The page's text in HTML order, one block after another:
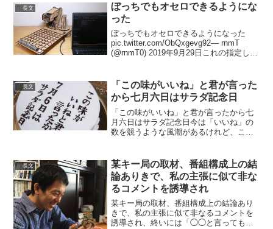
長文
ぼっちでもオセロできるようにな
った
ぼっちでもオセロできるようになった
pic.twitter.com/ObQxgevg92— rnmT
(@rnmT0) 2019年9月29日これの指定した
してくれるのす...
長文
「この味がいいね」と君が言った
から七月六日はサラダ記念日
「この味がいいね」と君が言ったから七
月六日はサラダ記念日今は「いいね」の
数を競うような風潮があるけれど、これ
智 (@tawara_machi) July 6, 2...
長文
某キー局の取材、番組構成上の結
論ありきで、私の主張に似て非な
るコメントを誘導され
某キー局の取材、番組構成上の結論あり
きで、私の主張に似て非なるコメントを
誘導され、終いには「◯◯と言ってもら